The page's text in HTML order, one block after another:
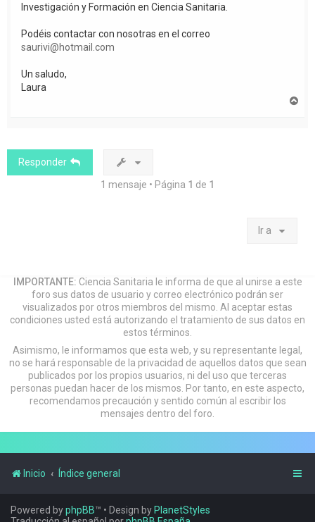
Investigación y Formación en Ciencia Sanitaria.
Podéis contactar con nosotras en el correo
saurivi@hotmail.com
Un saludo,
Laura
Responder
1 mensaje • Página 1 de 1
Ir a
IMPORTANTE: Ciencia Sanitaria le informa de que al unirse a este
foro sus datos de usuario y correo electrónico podrán ser
visualizados por otros miembros del mismo. Al aceptar estas
condiciones usted está autorizando el tratamiento de sus datos en
estos términos.
Asimismo, le informamos que esta web, y su representante legal,
no se hará responsable de la privacidad de aquellos datos que sean
publicados por los propios usuarios, ni del uso que terceras
personas puedan hacer de los mismos. Por tanto, en este aspecto,
recomendamos precaución y sentido común al escribir los
mensajes dentro del foro.
Inicio Índice general
Powered byphpBB™ • Design by PlanetStyles